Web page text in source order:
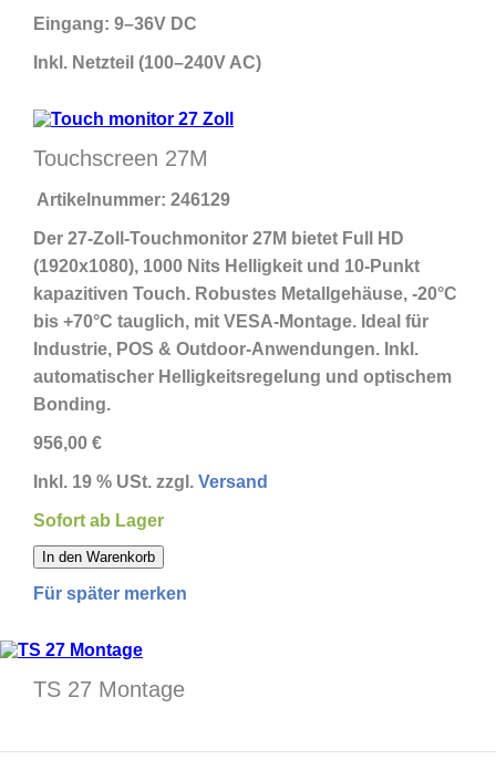
Eingang: 9–36V DC
Inkl. Netzteil (100–240V AC)
Touchscreen 27M
Artikelnummer: 246129
Der 27-Zoll-Touchmonitor 27M bietet Full HD
(1920x1080), 1000 Nits Helligkeit und 10-Punkt
kapazitiven Touch. Robustes Metallgehäuse, -20°C
bis +70°C tauglich, mit VESA-Montage. Ideal für
Industrie, POS & Outdoor-Anwendungen. Inkl.
automatischer Helligkeitsregelung und optischem
Bonding.
956,00 €
Inkl. 19 % USt. zzgl. Versand
Sofort ab Lager
In den Warenkorb
Für später merken
TS 27 Montage